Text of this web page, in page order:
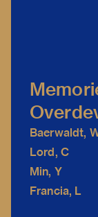
Baerwaldt,
Lord, C
Min, Y
Francia, L